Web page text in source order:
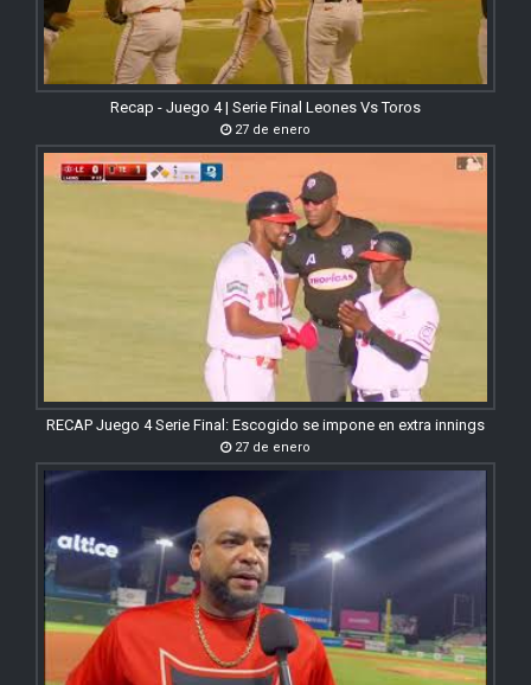
Recap - Juego 4 | Serie Final Leones Vs Toros
27 de enero
RECAP Juego 4 Serie Final: Escogido se impone en extra innings
27 de enero